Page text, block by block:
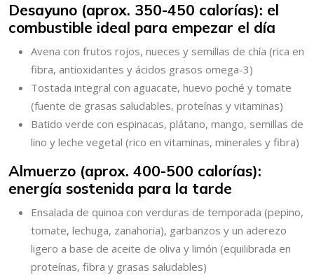
Desayuno (aprox. 350-450 calorías): el
combustible ideal para empezar el día
Avena con frutos rojos, nueces y semillas de chía (rica en
fibra, antioxidantes y ácidos grasos omega-3)
Tostada integral con aguacate, huevo poché y tomate
(fuente de grasas saludables, proteínas y vitaminas)
Batido verde con espinacas, plátano, mango, semillas de
lino y leche vegetal (rico en vitaminas, minerales y fibra)
Almuerzo (aprox. 400-500 calorías):
energía sostenida para la tarde
Ensalada de quinoa con verduras de temporada (pepino,
tomate, lechuga, zanahoria), garbanzos y un aderezo
ligero a base de aceite de oliva y limón (equilibrada en
proteínas, fibra y grasas saludables)